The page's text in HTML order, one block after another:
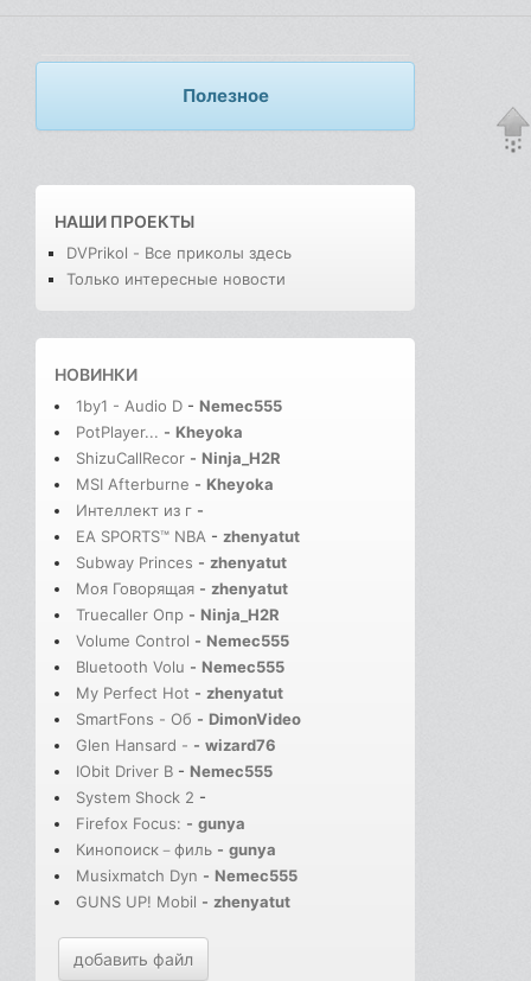
Полезное
НАШИ ПРОЕКТЫ
DVPrikol - Все приколы здесь
Только интересные новости
НОВИНКИ
1by1 - Audio D - Nemec555
PotPlayer... - Kheyoka
ShizuCallRecor - Ninja_H2R
MSI Afterburne - Kheyoka
Интеллект из г -
EA SPORTS™ NBA - zhenyatut
Subway Princes - zhenyatut
Моя Говорящая - zhenyatut
Truecaller Опр - Ninja_H2R
Volume Control - Nemec555
Bluetooth Volu - Nemec555
My Perfect Hot - zhenyatut
SmartFons - Об - DimonVideo
Glen Hansard - - wizard76
IObit Driver B - Nemec555
System Shock 2 -
Firefox Focus: - gunya
Кинопоиск－филь - gunya
Musixmatch Dyn - Nemec555
GUNS UP! Mobil - zhenyatut
добавить файл